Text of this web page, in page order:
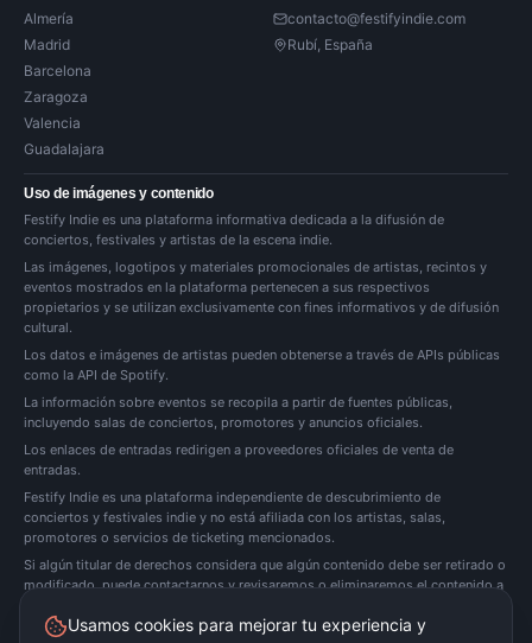
Almería
Madrid
Barcelona
Zaragoza
Valencia
Guadalajara
contacto@festifyindie.com
Rubí, España
Uso de imágenes y contenido
Festify Indie es una plataforma informativa dedicada a la difusión de
conciertos, festivales y artistas de la escena indie.
Las imágenes, logotipos y materiales promocionales de artistas, recintos y
eventos mostrados en la plataforma pertenecen a sus respectivos
propietarios y se utilizan exclusivamente con fines informativos y de difusión
cultural.
Los datos e imágenes de artistas pueden obtenerse a través de APIs públicas
como la API de Spotify.
La información sobre eventos se recopila a partir de fuentes públicas,
incluyendo salas de conciertos, promotores y anuncios oficiales.
Los enlaces de entradas redirigen a proveedores oficiales de venta de
entradas.
Festify Indie es una plataforma independiente de descubrimiento de
conciertos y festivales indie y no está afiliada con los artistas, salas,
promotores o servicios de ticketing mencionados.
Si algún titular de derechos considera que algún contenido debe ser retirado o
modificado, puede contactarnos y revisaremos o eliminaremos el contenido a
Usamos cookies para mejorar tu experiencia y